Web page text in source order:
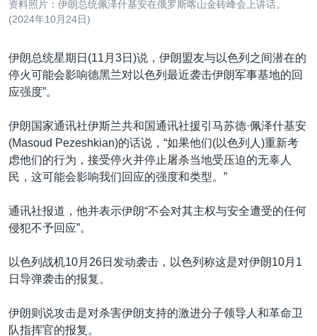
美国之音专访
台海两岸关系
南中国海争端
关注西藏
关注新疆
GEN Z 看美国
其他语言网站
资料照片：伊朗总统佩泽什基安在俄罗斯喀山金砖峰会上讲话。
(2024年10月24日)
伊朗总统星期日(11月3日)说，伊朗盟友与以色列之间潜在的
停火可能会影响德黑兰对以色列最近袭击伊朗军事基地的回
应强度”。
伊朗国家通讯社伊斯兰共和国通讯社援引马苏德·佩泽什基安
(Masoud Pezeshkian)的话说，“如果他们(以色列人)重新考
虑他们的行为，接受停火并停止屠杀当地受压迫的无辜人
民，这可能会影响我们回应的强度和类型。”
通讯社报道，他并表示伊朗“不会对其主权与安全遭受的任何
侵犯不予回应”。
以色列战机10月26日发动袭击，以色列称这是对伊朗10月1
日导弹袭击的报复。
伊朗则说攻击是对杀害伊朗支持的激进分子领导人和革命卫
队指挥官的报复。